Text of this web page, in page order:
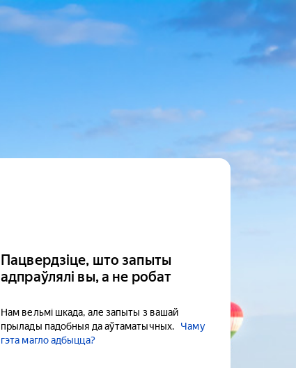
Пацвердзіце, што запыты
адпраўлялі вы, а не робат
Нам вельмі шкада, але запыты з вашай
прылады падобныя да аўтаматычных.
Чаму
гэта магло адбыцца?